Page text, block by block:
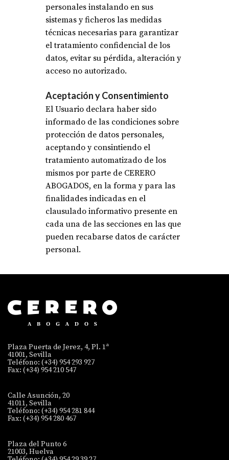
personales instalando en sus
sistemas y ficheros las medidas
técnicas necesarias para garantizar
el tratamiento confidencial de los
datos, evitar su pérdida, alteración y
acceso no autorizado.
Aceptación y Consentimiento
El Usuario declara haber sido
informado de las condiciones sobre
protección de datos personales,
aceptando y consintiendo el
tratamiento automatizado de los
mismos por parte de CERERO
ABOGADOS, en la forma y para las
finalidades indicadas en el
clausulado informativo presente en
cada una de las secciones en las que
pueden recabarse datos de carácter
personal.
Plaza Puerta de Jerez, 4, Pl. 1ª
41001, Sevilla
Teléfono: (+34) 954 293 927
Fax: (+34) 954 210 547
Calle Asunción, 20
41011, Sevilla
Teléfono: (+34) 954 281 844
Fax: (+34) 954 280 467
Plaza del Punto 6
21003, Huelva